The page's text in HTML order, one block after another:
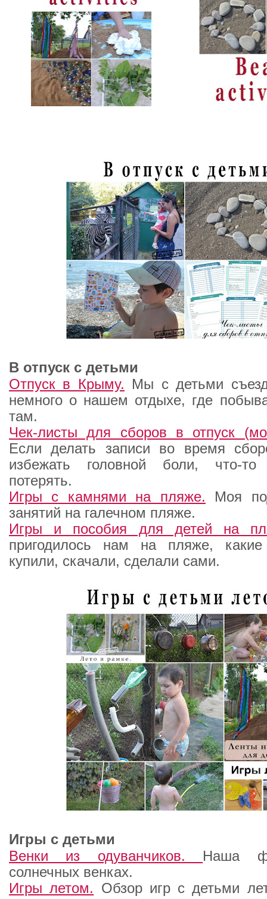
В отпуск с детьми
Отпуск в Крыму. Мы с детьми
немного о нашем отдыхе, где
там.
Чек-листы для сборов в отпуск
Если делать записи во время
избежать головной боли, что-
потерять.
Игры с камнями на пляже. Моя
занятий на галечном пляже.
Игры и пособия для детей на
пригодилось нам на пляже,
купили, скачали, сделали сами.
Игры с детьми
Венки из одуванчиков. Наша
солнечных венках.
Игры летом. Обзор игр с детьми